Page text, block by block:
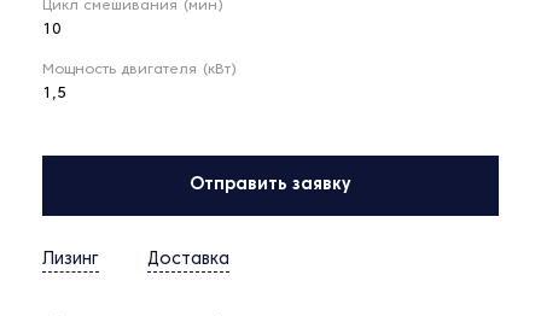
Цикл смешивания (мин)
10
Мощность двигателя (кВт)
1,5
Отправить заявку
Лизинг Доставка